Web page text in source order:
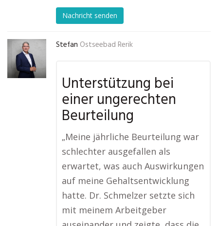
Nachricht senden
Stefan Ostseebad Rerik
Unterstützung bei
einer ungerechten
Beurteilung
„Meine jährliche Beurteilung war
schlechter ausgefallen als
erwartet, was auch Auswirkungen
auf meine Gehaltsentwicklung
hatte. Dr. Schmelzer setzte sich
mit meinem Arbeitgeber